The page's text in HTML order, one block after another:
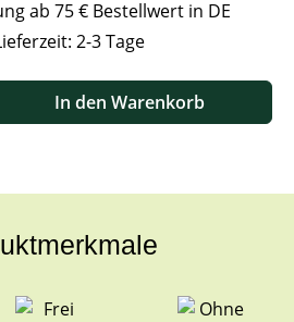
ab 75 € Bestellwert in DE
2-3 Tage
gewünschten Wert ein oder benutze
In den Warenkorb